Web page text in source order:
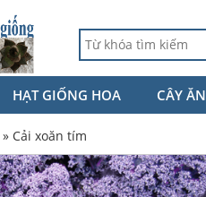
HẠT GIỐNG HOA CÂY
» Cải xoăn tím